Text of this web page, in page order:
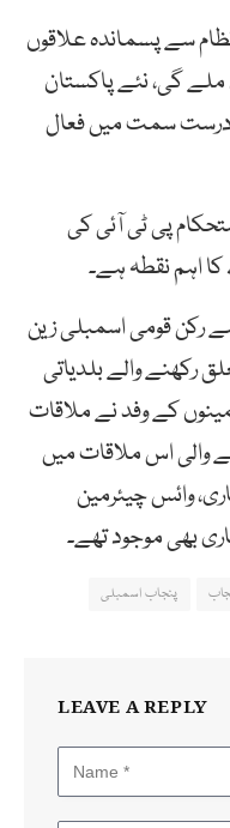
سے پسماندہ علاقوں
گی، نئے پاکستان
درست سمت میں فعال
پی ٹی آئی کی
رکن قومی اسمبلی زین
رکھنے والے بلدیاتی
کے وفد نے ملاقات
والی اس ملاقات میں
وائس چیئرمین
بھی موجود تھے۔
پنجاب اسمبلی
LEAVE A REPLY